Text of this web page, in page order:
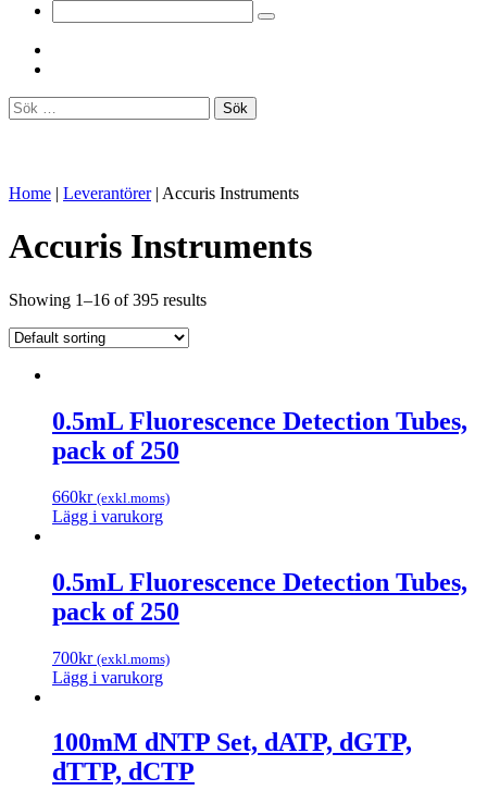
Sök
efter:
Home | Leverantörer | Accuris Instruments
Accuris Instruments
Showing 1–16 of 395 results
0.5mL Fluorescence Detection Tubes,
pack of 250
660kr (exkl.moms)
Lägg i varukorg
0.5mL Fluorescence Detection Tubes,
pack of 250
700kr (exkl.moms)
Lägg i varukorg
100mM dNTP Set, dATP, dGTP,
dTTP, dCTP